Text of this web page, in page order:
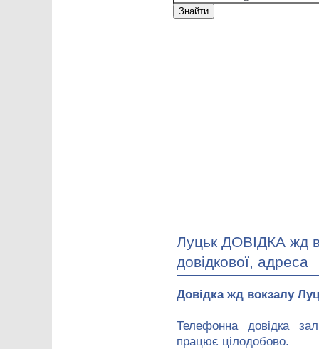
Луцьк ДОВІДКА жд
довідкової, адреса
Довідка жд вокзалу
Телефонна довідка
працює цілодобово.